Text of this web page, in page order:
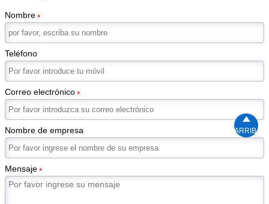
Nombre*
Teléfono
Correo electrónico*
Nombre de empresa
Mensaje*

ARRIBA